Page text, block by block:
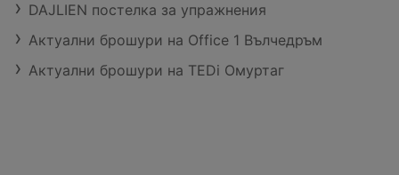
DAJLIEN постелка за упражнения
Актуални брошури на Office 1 Вълчедръм
Актуални брошури на TEDi Омуртаг